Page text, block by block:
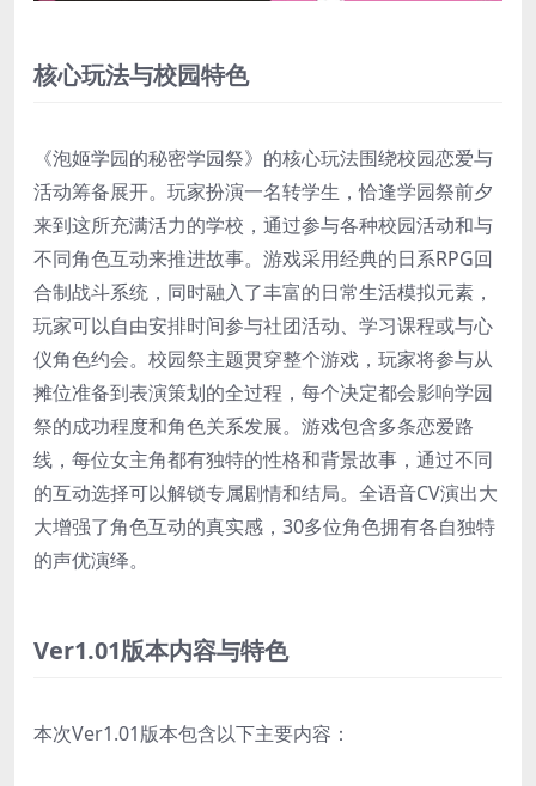
核心玩法与校园特色
《泡姬学园的秘密学园祭》的核心玩法围绕校园恋爱与
活动筹备展开。玩家扮演一名转学生，恰逢学园祭前夕
来到这所充满活力的学校，通过参与各种校园活动和与
不同角色互动来推进故事。游戏采用经典的日系RPG回
合制战斗系统，同时融入了丰富的日常生活模拟元素，
玩家可以自由安排时间参与社团活动、学习课程或与心
仪角色约会。校园祭主题贯穿整个游戏，玩家将参与从
摊位准备到表演策划的全过程，每个决定都会影响学园
祭的成功程度和角色关系发展。游戏包含多条恋爱路
线，每位女主角都有独特的性格和背景故事，通过不同
的互动选择可以解锁专属剧情和结局。全语音CV演出大
大增强了角色互动的真实感，30多位角色拥有各自独特
的声优演绎。
Ver1.01版本内容与特色
本次Ver1.01版本包含以下主要内容：